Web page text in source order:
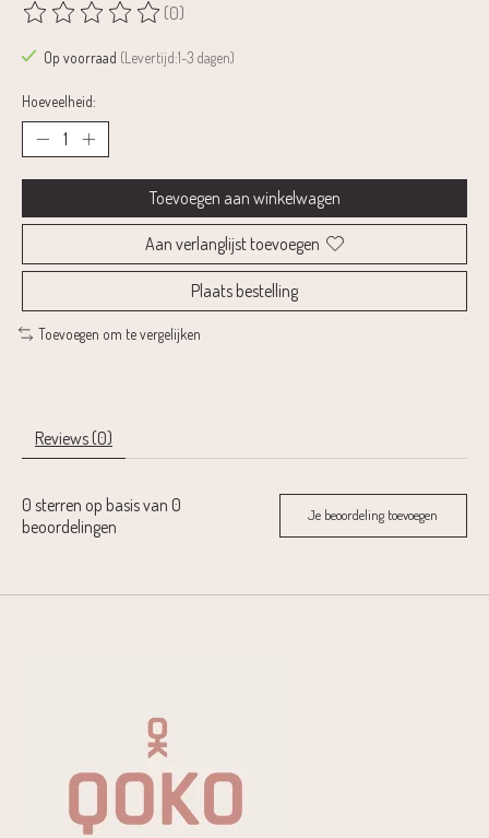
De beoordeling van dit product is
(0)
Op voorraad (Levertijd:1-3 dagen)
Hoeveelheid:
Toevoegen aan winkelwagen
Aan verlanglijst toevoegen
Plaats bestelling
Toevoegen om te vergelijken
Reviews (0)
0 sterren op basis van 0
beoordelingen
Je beoordeling toevoegen